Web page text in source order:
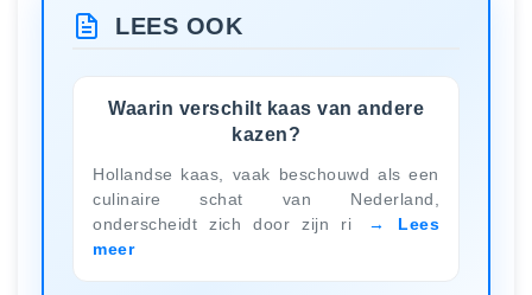
LEES OOK
Waarin verschilt kaas van andere
kazen?
Hollandse kaas, vaak beschouwd als een
culinaire schat van Nederland,
onderscheidt zich door zijn ri
Lees
meer